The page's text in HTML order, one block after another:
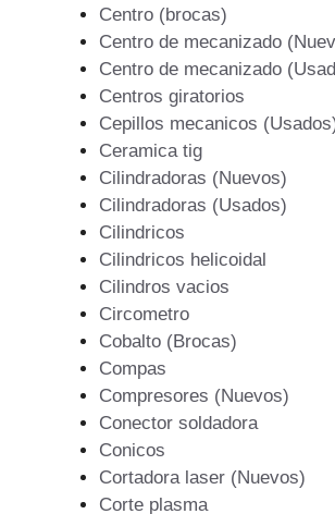
Centro (brocas)
Centro de mecanizado
Centro de mecanizado
Centros giratorios
Cepillos mecanicos
Ceramica tig
Cilindradoras (Nuevos)
Cilindradoras (Usados)
Cilindricos
Cilindricos helicoidal
Cilindros vacios
Circometro
Cobalto (Brocas)
Compas
Compresores (Nuevos)
Conector soldadora
Conicos
Cortadora laser (Nuevos)
Corte plasma